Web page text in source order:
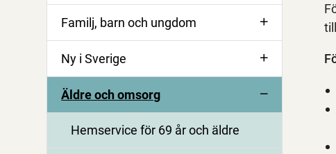
Familj, barn och ungdom
Ny i Sverige
Äldre och omsorg
Hemservice för 69 år och äldre